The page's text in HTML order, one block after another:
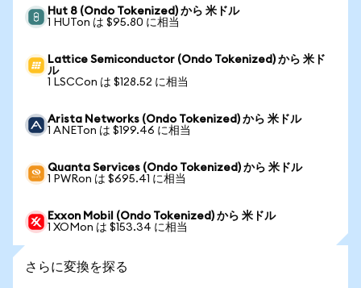
Hut 8 (Ondo Tokenized) から 米ドル
1 HUTon は $95.80 に相当
Lattice Semiconductor (Ondo Tokenized) から 米ド
ル
1 LSCCon は $128.52 に相当
Arista Networks (Ondo Tokenized) から 米ドル
1 ANETon は $199.46 に相当
Quanta Services (Ondo Tokenized) から 米ドル
1 PWRon は $695.41 に相当
Exxon Mobil (Ondo Tokenized) から 米ドル
1 XOMon は $153.34 に相当
さらに変換を探る